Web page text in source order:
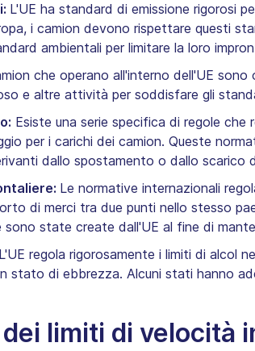
L'UE ha standard di emissione rigorosi
i camion devono rispettare questi
ambientali per limitare la loro
che operano all'interno dell'UE
e altre attività per soddisfare gli
Esiste una serie specifica di regole che
per i carichi dei camion. Queste
dallo spostamento o dallo scarico
Le normative internazionali
di merci tra due punti nello stesso
sono state create dall'UE al fine di
L'UE regola rigorosamente i limiti di alcol
stato di ebbrezza. Alcuni stati hanno
limiti di velocità